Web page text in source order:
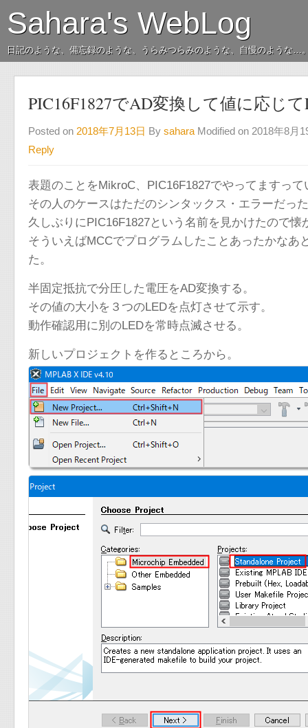
Sahara's WebLog
日記のような、備忘録のような、うらみつらみのような、自慢のような…
PIC16F1827でAD変換して値に応じ
Posted on 2018年7月13日 By sahara Modified on 2018年8月
Reply
表題のことをMikroC、PIC16F1827でやってますっ
その人のケースはただのシンタックス・エラーだっ
久しぶりにPIC16F1827という名前を見かけたので懐
そういえばMCCでプログラムしたことあったかな
た。
半固定抵抗で分圧した電圧をAD変換する。
その値の大小を３つのLEDを点灯させて示す。
動作確認用に別のLEDを常時点滅させる。
新しいプロジェクトを作るところから。